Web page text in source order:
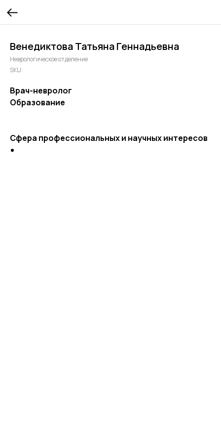
Венедиктова Татьяна Геннадьевна
Неврологическое отделение
SKU:
Врач-невролог
Образование
Сфера профессиональных и научных интересов